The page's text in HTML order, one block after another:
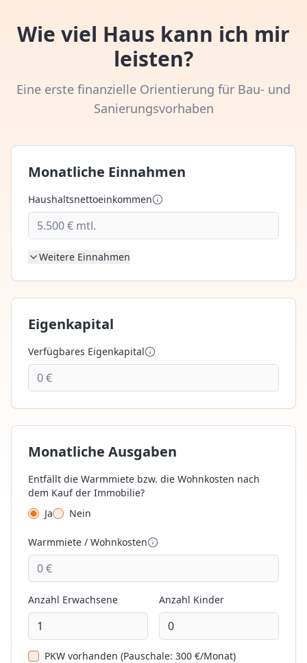
Wie viel Haus kann ich mir
leisten?
Eine erste finanzielle Orientierung für Bau- und
Sanierungsvorhaben
Monatliche Einnahmen
Haushaltsnettoeinkommen
Weitere Einnahmen
Eigenkapital
Verfügbares Eigenkapital
Monatliche Ausgaben
Entfällt die Warmmiete bzw. die Wohnkosten nach
dem Kauf der Immobilie?
Ja
Nein
Warmmiete / Wohnkosten
Anzahl Erwachsene Anzahl Kinder
PKW vorhanden (Pauschale: 300 €/Monat)